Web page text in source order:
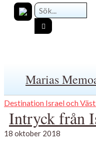
Marias
Destination Israel och
Intryck från
18 oktober 2018